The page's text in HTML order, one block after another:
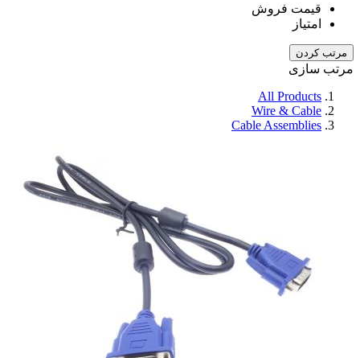
قیمت فروش
امتیاز
مرتب کردن
مرتب سازی
All Products
Wire & Cable
Cable Assemblies